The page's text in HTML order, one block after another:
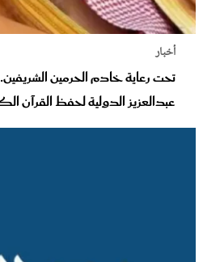
أخبار
تحت رعاية خادم الحرمين
عبدالعزيز الدولية لحفظ القرآن